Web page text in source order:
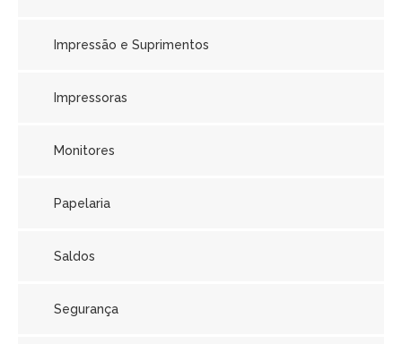
Impressão e Suprimentos
Impressoras
Monitores
Papelaria
Saldos
Segurança